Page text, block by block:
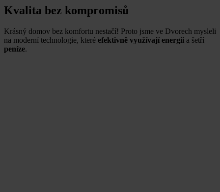
Kvalita bez kompromisů
Krásný domov bez komfortu nestačí! Proto jsme ve Dvorech mysleli
na moderní technologie, které efektivně využívají energii a šetří
peníze.